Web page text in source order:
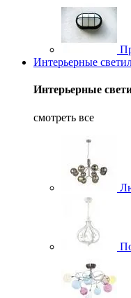
Интерьерные
Интерьерные
смотреть все